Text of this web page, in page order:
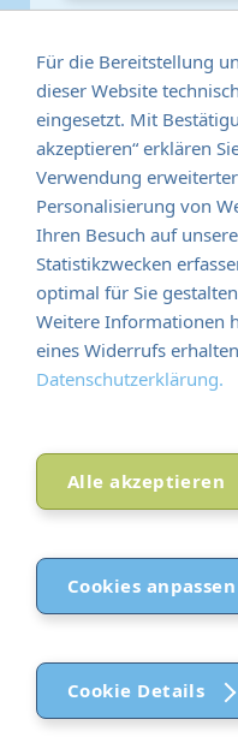
Neapel' (2 Std.)
Der Rundgang gibt
Diskutieren. Manche
Stadt Europas".
Geführte
Faito nach
Wanderung Moiano –
Rückfahrt mit dem
Für die Bereitstellung
dieser Website
eingesetzt. Mit
akzeptieren“ erklären
Verwendung
Personalisierung von
Ihren Besuch auf
Statistikzwecken
optimal für Sie
Weitere Informationen
eines Widerrufs
Datenschutzerklärung.
Alle akzeptieren
Cookies anpassen
Cookie Details